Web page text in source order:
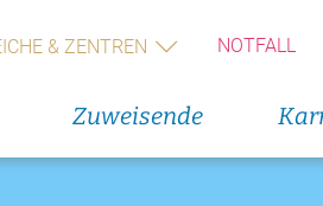
& ZENTREN NOTFALL
Zuweisende